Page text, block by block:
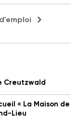
Creutzwald
« La Maison de
Lieu